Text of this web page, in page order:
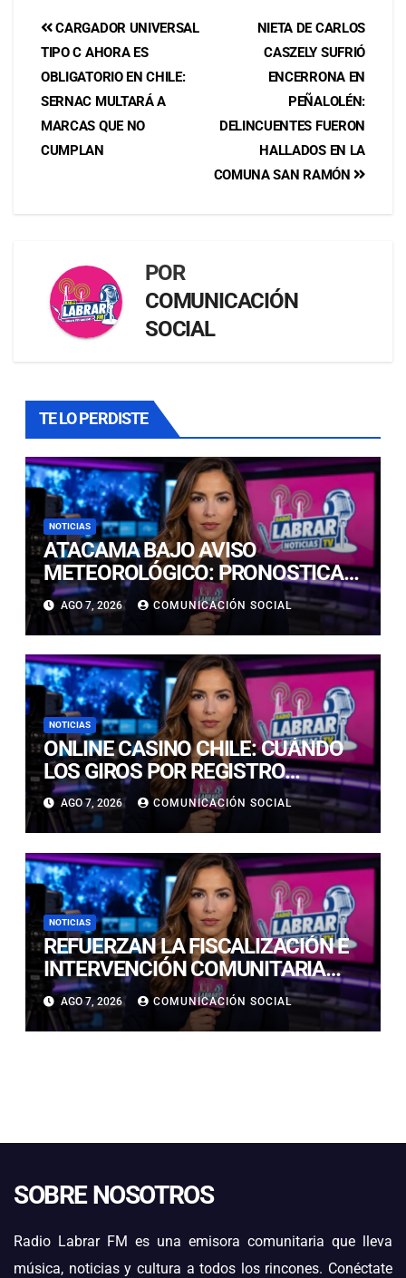
NIETA DE CARLOS
CASZELY SUFRIÓ
ENCERRONA EN
PEÑALOLÉN:
DELINCUENTES FUERON
HALLADOS EN LA
COMUNA SAN RAMÓN
CARGADOR UNIVERSAL
TIPO C AHORA ES
OBLIGATORIO EN CHILE:
SERNAC MULTARÁ A
MARCAS QUE NO
CUMPLAN
POR
COMUNICACIÓN
SOCIAL
TE LO PERDISTE
NOTICIAS
ATACAMA BAJO AVISO
METEOROLÓGICO: PRONOSTICAN
LLUVIAS E ISOTERMA CERO ALTA
EN PRECORDILLERA Y
CORDILLERA
AGO 7, 2026 COMUNICACIÓN SOCIAL
NOTICIAS
ONLINE CASINO CHILE: CUÁNDO
LOS GIROS POR REGISTRO
REALMENTE SIRVEN
AGO 7, 2026 COMUNICACIÓN SOCIAL
NOTICIAS
REFUERZAN LA FISCALIZACIÓN E
INTERVENCIÓN COMUNITARIA
CON OPERATIVO CONJUNTO EN
CALDERA
AGO 7, 2026 COMUNICACIÓN SOCIAL
SOBRE NOSOTROS
Radio Labrar FM es una emisora comunitaria que lleva
música, noticias y cultura a todos los rincones. Conéctate